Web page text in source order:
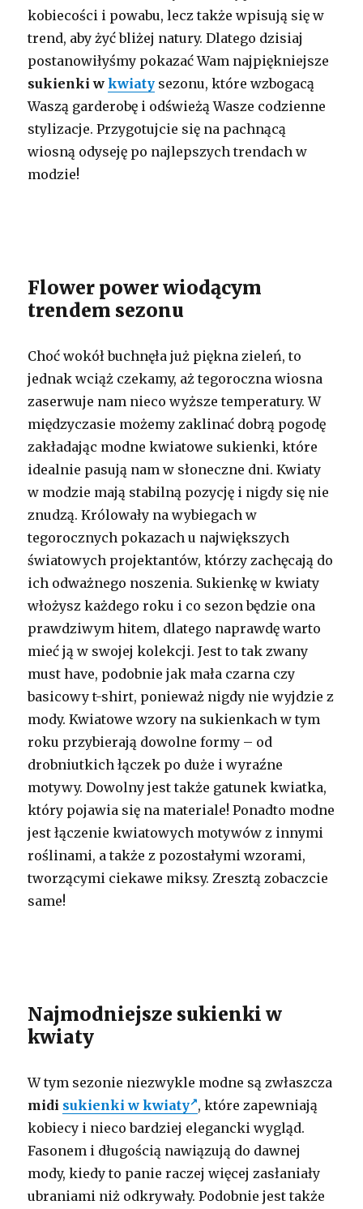
kobiecości i powabu, lecz także wpisują się w
trend, aby żyć bliżej natury. Dlatego dzisiaj
postanowiłyśmy pokazać Wam najpiękniejsze
sukienki wkwiaty sezonu, które wzbogacą
Waszą garderobę i odświeżą Wasze codzienne
stylizacje. Przygotujcie się na pachnącą
wiosną odyseję po najlepszych trendach w
modzie!
Flower power wiodącym
trendem sezonu
Choć wokół buchnęła już piękna zieleń, to
jednak wciąż czekamy, aż tegoroczna wiosna
zaserwuje nam nieco wyższe temperatury. W
międzyczasie możemy zaklinać dobrą pogodę
zakładając modne kwiatowe sukienki, które
idealnie pasują nam w słoneczne dni. Kwiaty
w modzie mają stabilną pozycję i nigdy się nie
znudzą. Królowały na wybiegach w
tegorocznych pokazach u największych
światowych projektantów, którzy zachęcają do
ich odważnego noszenia. Sukienkę w kwiaty
włożysz każdego roku i co sezon będzie ona
prawdziwym hitem, dlatego naprawdę warto
mieć ją w swojej kolekcji. Jest to tak zwany
must have, podobnie jak mała czarna czy
basicowy t-shirt, ponieważ nigdy nie wyjdzie z
mody. Kwiatowe wzory na sukienkach w tym
roku przybierają dowolne formy – od
drobniutkich łączek po duże i wyraźne
motywy. Dowolny jest także gatunek kwiatka,
który pojawia się na materiale! Ponadto modne
jest łączenie kwiatowych motywów z innymi
roślinami, a także z pozostałymi wzorami,
tworzącymi ciekawe miksy. Zresztą zobaczcie
same!
Najmodniejsze sukienki w
kwiaty
W tym sezonie niezwykle modne są zwłaszcza
midi sukienki w kwiaty , które zapewniają
kobiecy i nieco bardziej elegancki wygląd.
Fasonem i długością nawiązują do dawnej
mody, kiedy to panie raczej więcej zasłaniały
ubraniami niż odkrywały. Podobnie jest także